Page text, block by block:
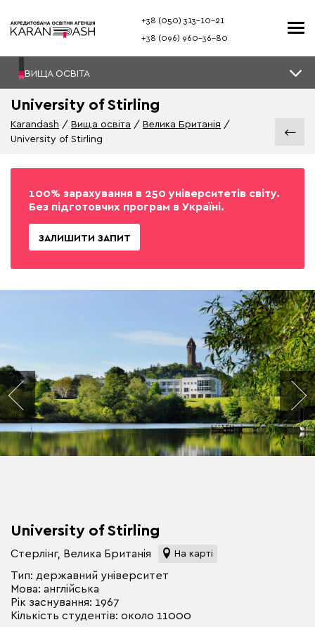
+38 (050) 313–10-21
+38 (096) 960–36-80
ВИЩА ОСВІТА
University of Stirling
Karandash Вища освіта
Велика Британія
University of Stirling
100% зарахування в 250 університетів світу.
Без підготовчих програм в Україні.
ЗАЛИШИТИ ЗАПИТ
University of Stirling
Стерлінг, Велика Британія На карті
Тип: державний університет
Мова: англійська
Рік заснування: 1967
Кількість студентів: около 11000